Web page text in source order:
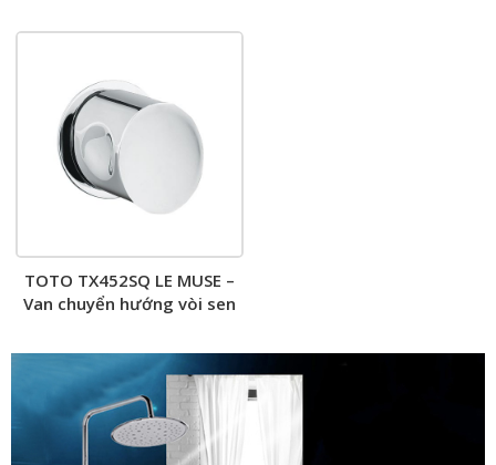
TOTO TX452SQ LE MUSE –
Van chuyển hướng vòi sen